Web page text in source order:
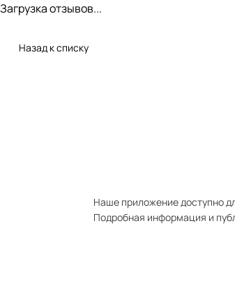
Загрузка отзывов...
Назад к списку
Наше приложение доступно
Подробная информация и